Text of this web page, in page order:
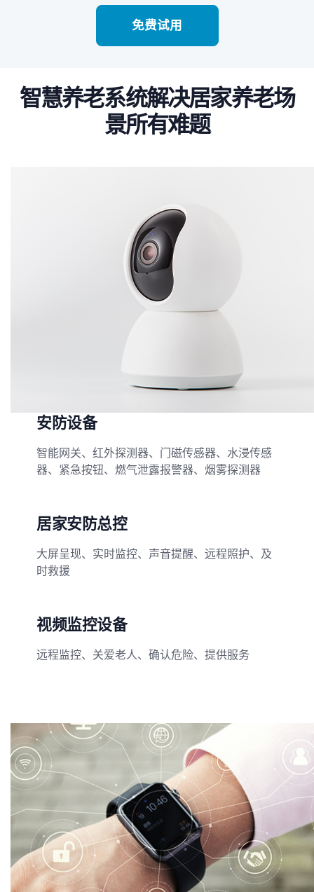
免费试用
智慧养老系统解决居家养老场
景所有难题
安防设备
智能网关、红外探测器、门磁传感器、水浸传感
器、紧急按钮、燃气泄露报警器、烟雾探测器
居家安防总控
大屏呈现、实时监控、声音提醒、远程照护、及
时救援
视频监控设备
远程监控、关爱老人、确认危险、提供服务